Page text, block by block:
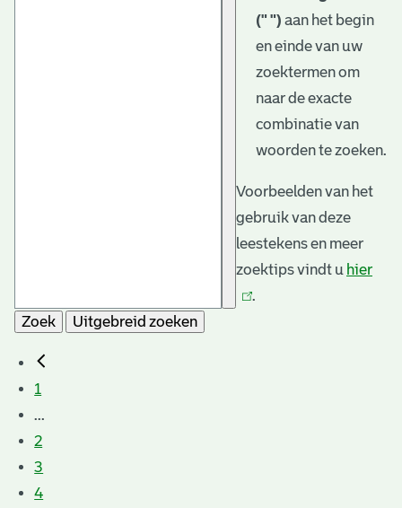
(" ") aan het begin
en einde van uw
zoektermen om
naar de exacte
combinatie van
woorden te zoeken.
Voorbeelden van het
gebruik van deze
leestekens en meer
zoektips vindt u hier
.
Zoek
Uitgebreid zoeken
1
...
2
3
4